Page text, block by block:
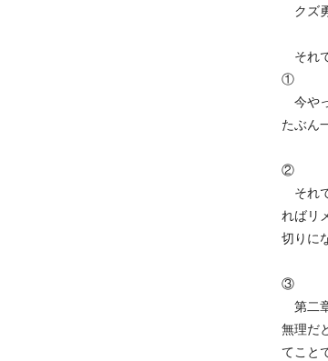
クズ
それ
①
今や
たぶん
②
それ
ればリ
切りに
③
第二
無理だ
てこと